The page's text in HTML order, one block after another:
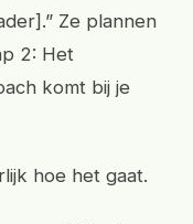
Ze plannen
2: Het
komt bij je
hoe het gaat.